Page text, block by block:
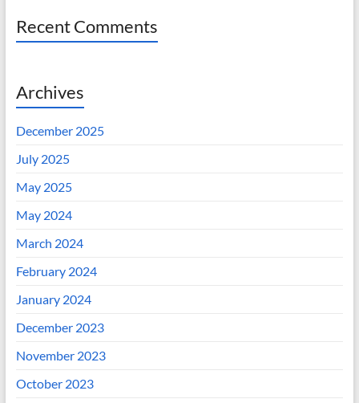
Recent Comments
Archives
December 2025
July 2025
May 2025
May 2024
March 2024
February 2024
January 2024
December 2023
November 2023
October 2023